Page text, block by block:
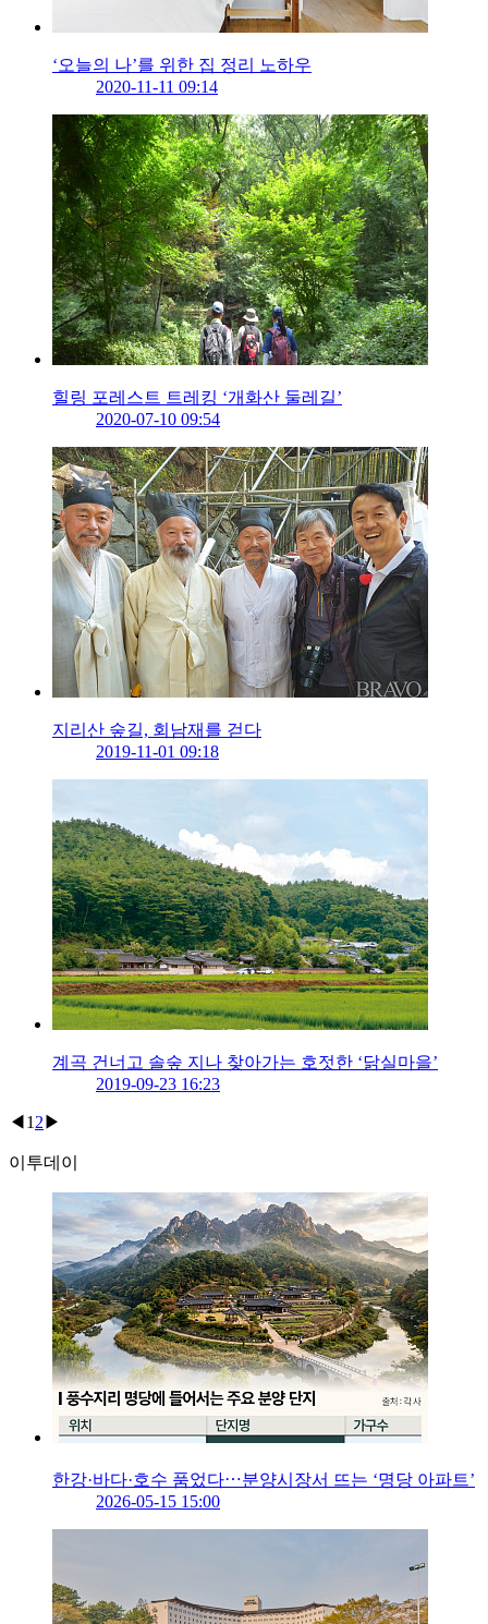
‘오늘의 나’를 위한 집 정리 노하우
2020-11-11 09:14
힐링 포레스트 트레킹 ‘개화산 둘레길’
2020-07-10 09:54
지리산 숲길, 회남재를 걷다
2019-11-01 09:18
계곡 건너고 솔숲 지나 찾아가는 호젓한 ‘닭실마을’
2019-09-23 16:23
◀ 1 2 ▶
이투데이
한강·바다·호수 품었다⋯분양시장서 뜨는 ‘명당 아파트’
2026-05-15 15:00